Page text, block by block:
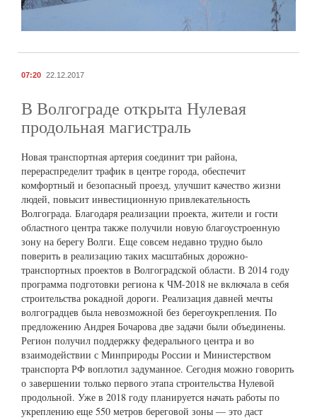
07:20 22.12.2017
В Волгограде открыта Нулевая
продольная магистраль
Новая транспортная артерия соединит три района,
перераспределит трафик в центре города, обеспечит
комфортный и безопасный проезд, улучшит качество жизни
людей, повысит инвестиционную привлекательность
Волгограда. Благодаря реализации проекта, жители и гости
областного центра также получили новую благоустроенную
зону на берегу Волги. Еще совсем недавно трудно было
поверить в реализацию таких масштабных дорожно-
транспортных проектов в Волгоградской области. В 2014 году
программа подготовки региона к ЧМ-2018 не включала в себя
строительства рокадной дороги. Реализация давней мечты
волгоградцев была невозможной без берегоукрепления. По
предложению Андрея Бочарова две задачи были объединены.
Регион получил поддержку федерального центра и во
взаимодействии с Минприроды России и Министерством
транспорта РФ воплотил задуманное. Сегодня можно говорить
о завершении только первого этапа строительства Нулевой
продольной. Уже в 2018 году планируется начать работы по
укреплению еще 550 метров береговой зоны — это даст